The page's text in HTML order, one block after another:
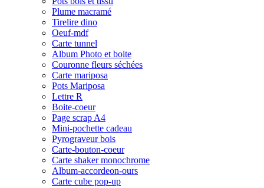
Plume macramé
Tirelire dino
Oeuf-mdf
Carte tunnel
Album Photo et boite
Couronne fleurs séchées
Carte mariposa
Pots Mariposa
Lettre R
Boite-coeur
Page scrap A4
Mini-pochette cadeau
Pyrograveur bois
Carte-bouton-coeur
Carte shaker monochrome
Album-accordeon-ours
Carte cube pop-up